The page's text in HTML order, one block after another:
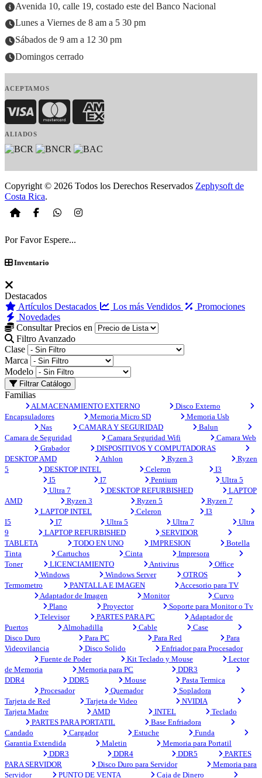
Avenida 10, calle 19, costado este del Banco Nacional
Lunes a Viernes de 8 am a 5 30 pm
Sábados de 9 am a 12 30 pm
Domingos cerrado
ACEPTAMOS
Visa MasterCardAmerican Express
ALIADOS
Copyright © 2026 Todos los Derechos Reservados Zephysoft de
Costa Rica.
Por Favor Espere...
Inventario
Destacados
Artículos Destacados
Los más Vendidos
Promociones
Novedades
Consultar Precios en
Filtro Avanzado
Clase
Marca
Modelo
Filtrar Catálogo
Familias
ALMACENAMIENTO EXTERNO
Disco Externo
Encapsuladores
Memoria Micro SD
Memoria Usb
Nas
CAMARA Y SEGURIDAD
Balun
Camara de Seguridad
Camara Seguridad Wifi
Camara Web
Grabador
DISPOSITIVOS Y COMPUTADORAS
DESKTOP AMD
Athlon Ryzen 3
Ryzen
5
DESKTOP INTEL Celeron
I3
I5
I7 Pentium
Ultra 5
Ultra 7
DESKTOP REFURBISHED
LAPTOP
AMD
Ryzen 3 Ryzen 5
Ryzen 7
LAPTOP INTEL
Celeron
I3
I5
I7 Ultra 5 Ultra 7
Ultra
9
LAPTOP REFURBISHED
SERVIDOR
TABLETA
TODO EN UNO IMPRESION
Botella
Tinta
Cartuchos Cinta
Impresora
Toner
LICENCIAMIENTO Antivirus
Office
Windows
Windows Server
OTROS
Termometro
PANTALLA E IMAGEN
Accesorio para TV
Adaptador de Imagen
Monitor
Curvo
Plano
Proyector
Soporte para Monitor o Tv
Televisor
PARTES PARA PC
Adaptador de
Puertos
Almohadilla Cable
Case
Disco Duro
Para PC Para Red
Para
Videovilancia
Disco Solido
Enfriador para Procesador
Fuente de Poder
Kit Teclado y Mouse
Lector
de Memoria
Memoria para PC
DDR3
DDR4
DDR5 Mouse
Pasta Termica
Procesador
Quemador
Sopladora
Tarjeta de Red
Tarjeta de Video
NVIDIA
Tarjeta Madre
AMD INTEL
Teclado
PARTES PARA PORTATIL
Base Enfriadora
Candado
Cargador Estuche
Funda
Garantia Extendida
Maletin
Memoria para Portatil
DDR3
DDR4 DDR5
PARTES
PARA SERVIDOR
Disco Duro para Servidor
Memoria para
Servidor
PUNTO DE VENTA Caja de Dinero